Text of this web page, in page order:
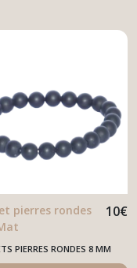
pierres rondes
10€
PIERRES RONDES 8 MM